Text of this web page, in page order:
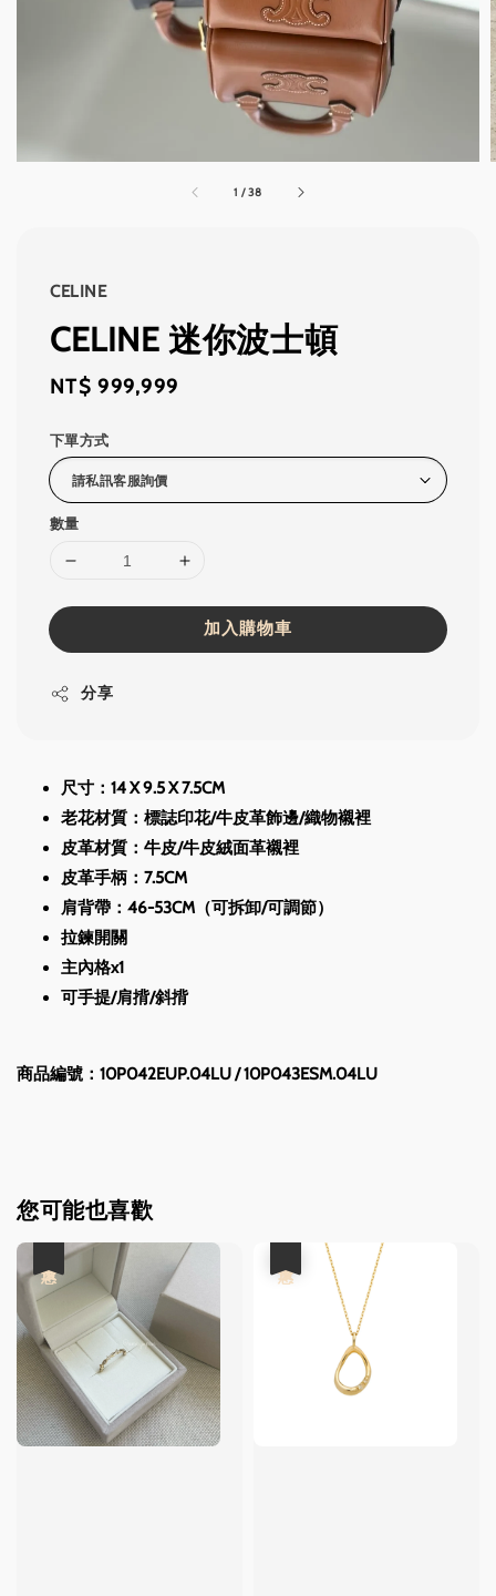
1 /38
CELINE
CELINE 迷你波士頓
Regular
NT$ 999,999
下單方式
數量
加入購物車
分享
尺寸：14 X 9.5 X 7.5CM
老花材質：標誌印花/牛皮革飾邊/織物襯裡
皮革材質：牛皮/牛皮絨面革襯裡
皮革手柄：7.5CM
肩背帶：46-53CM（可拆卸/可調節）
拉鍊開關
主內格x1
可手提/肩揹/斜揹
商品編號：10P042EUP.04LU / 10P043ESM.04LU
您可能也喜歡